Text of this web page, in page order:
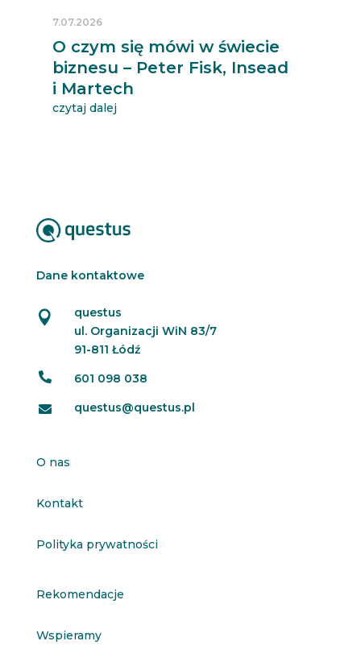
O czym się mówi w świecie
biznesu – Peter Fisk, Insead
i Martech
7.07.2026
czytaj dalej
Dane kontaktowe

questus
ul. Organizacji WiN 83/7
91-811 Łódź
 601 098 038
 questus@questus.pl
O nas
Kontakt
Polityka prywatności
Rekomendacje
Wspieramy